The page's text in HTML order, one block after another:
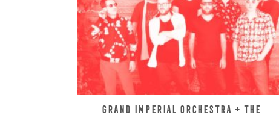
Grand Imperial Orchestra + The